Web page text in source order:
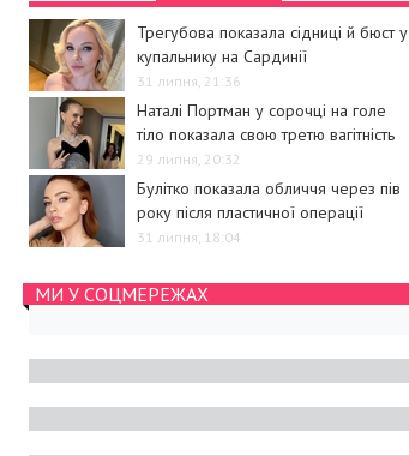
Трегубова показала сідниці й бюст у
купальнику на Сардинії
31 липня, 21:36
Наталі Портман у сорочці на голе
тіло показала свою третю вагітність
29 липня, 20:32
Булітко показала обличчя через пів
року після пластичної операції
31 липня, 18:04
МИ У СОЦМЕРЕЖАХ